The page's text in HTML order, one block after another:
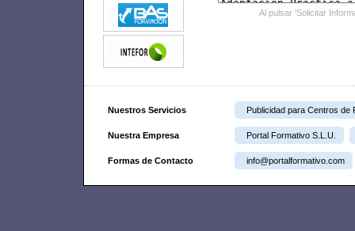
Al pulsar 'Solicitar
Nuestros Servicios Publicidad para Centros de
Nuestra Empresa Portal Formativo S.L.U.
Formas de Contacto info@portalformativo.com